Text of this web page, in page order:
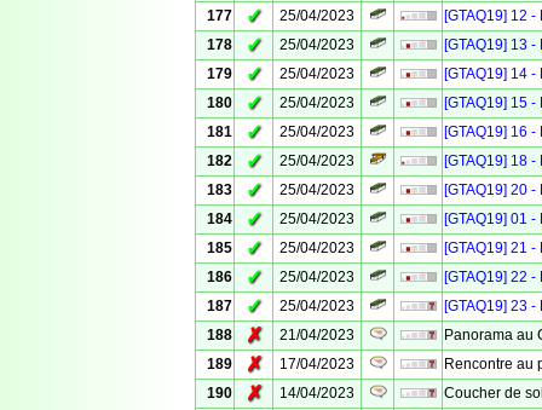
177
✓ 25/04/2023
[GTAQ19] 12
178
✓ 25/04/2023
[GTAQ19] 13
179
✓ 25/04/2023
[GTAQ19] 14
180
✓ 25/04/2023
[GTAQ19] 15
181
✓ 25/04/2023
[GTAQ19] 16
182
✓ 25/04/2023
[GTAQ19] 18
183
✓ 25/04/2023
[GTAQ19] 20
184
✓ 25/04/2023
[GTAQ19] 01
185
✓ 25/04/2023
[GTAQ19] 21
186
✓ 25/04/2023
[GTAQ19] 22
187
✓ 25/04/2023
[GTAQ19] 23
188
✗ 21/04/2023
Panorama au
189
✗ 17/04/2023
Rencontre au
190
✗ 14/04/2023
Coucher de